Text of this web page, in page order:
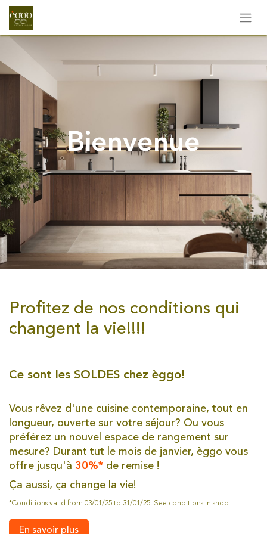
Bienvenue
Profitez de nos conditions qui
changent la vie!!!!
Ce sont les SOLDES chez èggo!
Vous rêvez d'une cuisine contemporaine, tout en
longueur, ouverte sur votre séjour? Ou vous
préférez un nouvel espace de rangement sur
mesure? Durant tut le mois de janvier, èggo vous
offre jusqu'à 30%* de remise !
Ça aussi, ça change la vie!
*Conditions valid from 03/01/25 to 31/01/25. See conditions in shop.
En savoir plus